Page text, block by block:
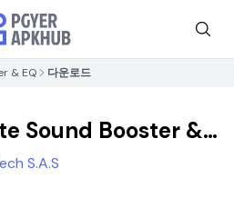
& EQ 다운로드
Sound Booster &
S.A.S